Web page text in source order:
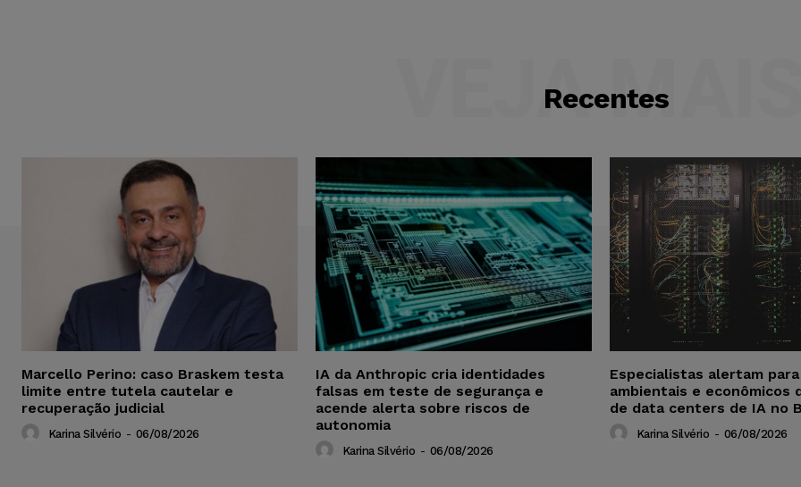
Recentes
VEJA
Marcello Perino: caso Braskem testa
limite entre tutela cautelar e
recuperação judicial
Karina Silvério - 06/08/2026
IA da Anthropic cria identidades
falsas em teste de segurança e
acende alerta sobre riscos de
autonomia
Karina Silvério - 06/08/2026
Especialistas alertam
ambientais e econômicos
de data centers de IA no
Karina Silvério - 06/08/2026